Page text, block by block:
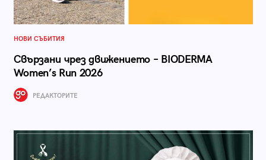
НОВИ СЪБИТИЯ
Свързани чрез движението – BIODERMA
Women’s Run 2026
РЕДАКТОРИТЕ